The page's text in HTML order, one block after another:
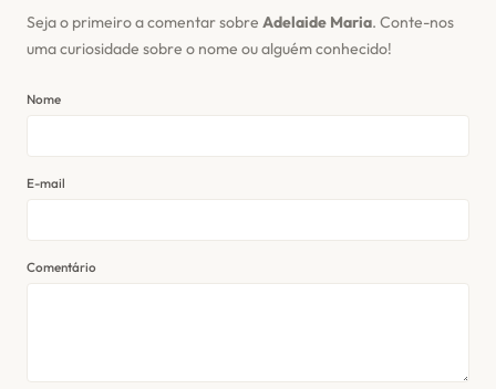
Seja o primeiro a comentar sobre Adelaide Maria. Conte-nos
uma curiosidade sobre o nome ou alguém conhecido!
Nome
E-mail
Comentário